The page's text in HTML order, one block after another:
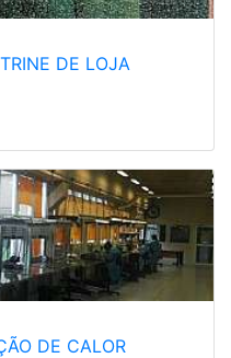
DE LOJA
DE CALOR